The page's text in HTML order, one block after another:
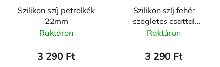
Szilikon szíj petrolkék
22mm
Raktáron
3 290 Ft
Szilikon szíj fehér
szögletes csattal
22mm
Raktáron
3 290 Ft